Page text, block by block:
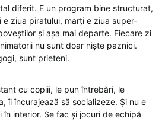
diferit. E un program bine structurat,
ziua piratului, marți e ziua super-
și așa mai departe. Fiecare zi
nu sunt doar niște paznici.
sunt prieteni.
cu copiii, le pun întrebări, le
îi încurajează să socializeze. Și nu e
interior. Se fac și jocuri de echipă